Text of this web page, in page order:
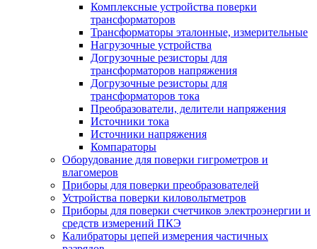
Комплексные устройства поверки
трансформаторов
Трансформаторы эталонные, измерительные
Нагрузочные устройства
Догрузочные резисторы для
трансформаторов напряжения
Догрузочные резисторы для
трансформаторов тока
Преобразователи, делители напряжения
Источники тока
Источники напряжения
Компараторы
Оборудование для поверки гигрометров и
влагомеров
Приборы для поверки преобразователей
Устройства поверки киловольтметров
Приборы для поверки счетчиков электроэнергии и
средств измерений ПКЭ
Калибраторы цепей измерения частичных